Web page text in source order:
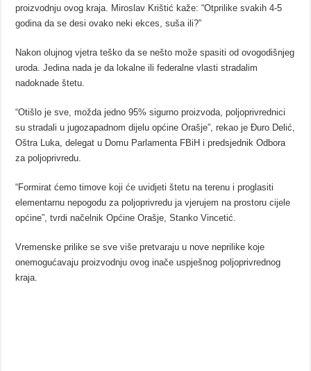
proizvodnju ovog kraja. Miroslav Krištić kaže: “Otprilike svakih 4-5
godina da se desi ovako neki ekces, suša ili?”
Nakon olujnog vjetra teško da se nešto može spasiti od ovogodišnjeg
uroda. Jedina nada je da lokalne ili federalne vlasti stradalim
nadoknade štetu.
“Otišlo je sve, možda jedno 95% sigurno proizvoda, poljoprivrednici
su stradali u jugozapadnom dijelu općine Orašje”, rekao je Đuro Delić,
Oštra Luka, delegat u Domu Parlamenta FBiH i predsjednik Odbora
za poljoprivredu.
“Formirat ćemo timove koji će uvidjeti štetu na terenu i proglasiti
elementarnu nepogodu za poljoprivredu ja vjerujem na prostoru cijele
općine”, tvrdi načelnik Općine Orašje, Stanko Vincetić.
Vremenske prilike se sve više pretvaraju u nove neprilike koje
onemogućavaju proizvodnju ovog inače uspješnog poljoprivrednog
kraja.